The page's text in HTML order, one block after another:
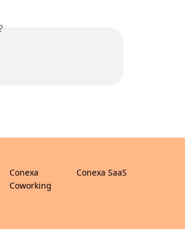
Conexa
Coworking
Conexa SaaS